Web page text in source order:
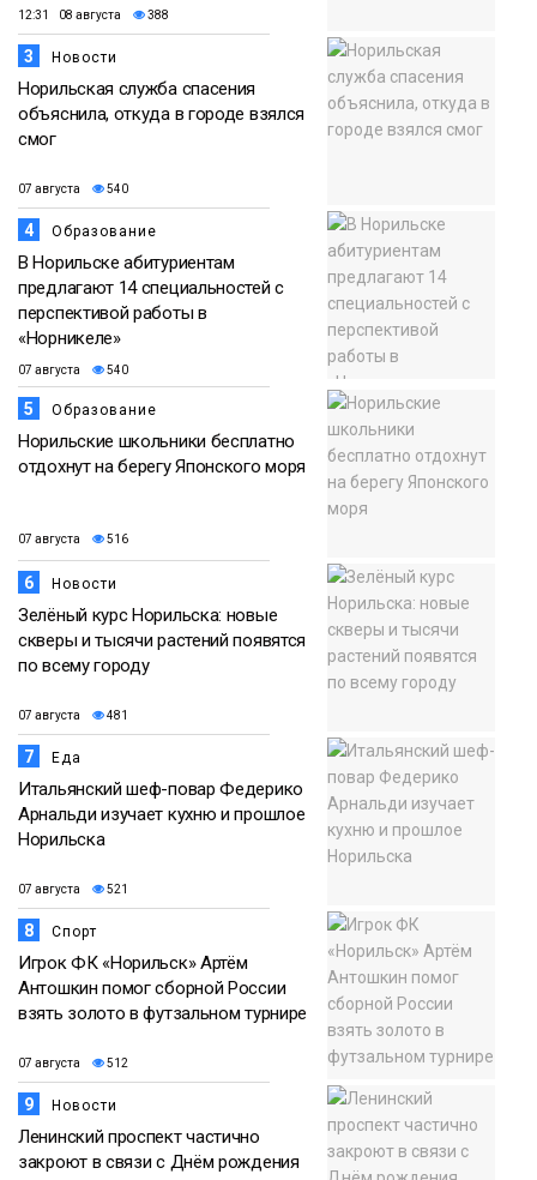
12:31 08 августа 388
3 Новости
Норильская служба спасения
объяснила, откуда в городе взялся
смог
07 августа 540
4 Образование
В Норильске абитуриентам
предлагают 14 специальностей с
перспективой работы в
«Норникеле»
07 августа 540
5 Образование
Норильские школьники бесплатно
отдохнут на берегу Японского моря
07 августа 516
6 Новости
Зелёный курс Норильска: новые
скверы и тысячи растений появятся
по всему городу
07 августа 481
7 Еда
Итальянский шеф-повар Федерико
Арнальди изучает кухню и прошлое
Норильска
07 августа 521
8 Спорт
Игрок ФК «Норильск» Артём
Антошкин помог сборной России
взять золото в футзальном турнире
07 августа 512
9 Новости
Ленинский проспект частично
закроют в связи с Днём рождения